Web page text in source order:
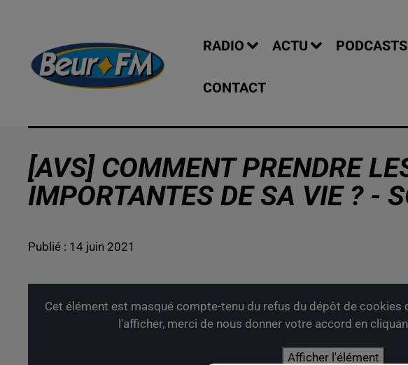
RADIO ACTU PODCASTS
CONTACT
[AVS] COMMENT PRENDRE
IMPORTANTES DE SA VIE ? -
Publié : 14 juin 2021
Cet élément est masqué compte-tenu du refus du dépôt de cookies
l'afficher, merci de nous donner votre accord en
Afficher l'élément